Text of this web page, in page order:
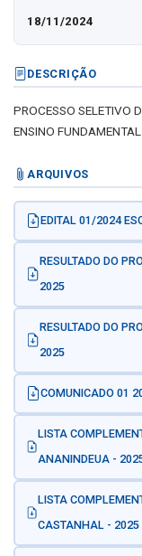
18/11/2024
DESCRIÇÃO
PROCESSO SELETIVO
ENSINO
ARQUIVOS
EDITAL 01/2024
RESULTADO DO
2025
RESULTADO DO
2025
COMUNICADO 01
LISTA
ANANINDEUA -
LISTA
CASTANHAL - 2025